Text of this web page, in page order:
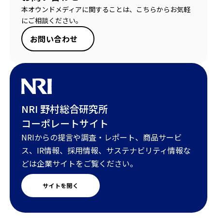
本オウンドメディアに関することは、こちらからお気軽
にご相談ください。
お問い合わせ
NRI 野村総合研究所
コーポレートサイト
NRIからの提言や調査・レポート、商品サービ
ス、IR情報、採用情報、サステナビリティ情報な
どは企業サイトをご覧ください。
サイトを開く